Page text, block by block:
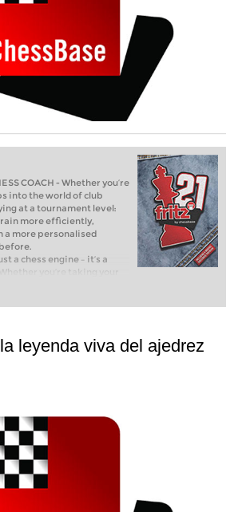
COACH - Whether you’re
into the world of club
at a tournament level:
more efficiently,
more personalised
a chess engine – it’s a
you’re taking your
of club chess, or already
level: with FRITZ, you can
intelligently and with a
leyenda viva del ajedrez